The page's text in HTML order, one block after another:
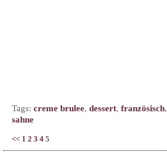
Tags: creme brulee, dessert, französisch,
sahne
<< 1 2 3 4 5